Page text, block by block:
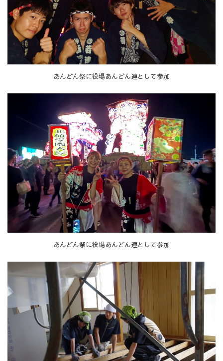
あんどん祭に役場あんどん連として参加
あんどん祭に役場あんどん連として参加